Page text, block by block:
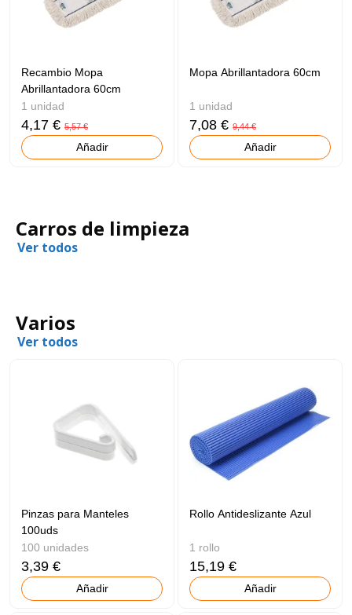
Recambio Mopa
Abrillantadora 60cm
1 unidad
4,17 €5,57 €
Añadir
Mopa Abrillantadora 60cm
1 unidad
7,08 €9,44 €
Añadir
Carros de limpieza
Ver todos
Varios
Ver todos
Pinzas para Manteles
100uds
100 unidades
3,39 €
Añadir
Rollo Antideslizante Azul
1 rollo
15,19 €
Añadir